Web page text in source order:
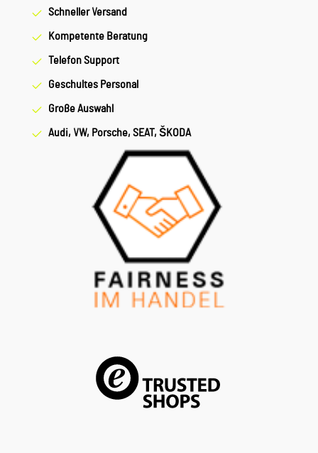
Schneller Versand
Kompetente Beratung
Telefon Support
Geschultes Personal
Große Auswahl
Audi, VW, Porsche, SEAT, ŠKODA